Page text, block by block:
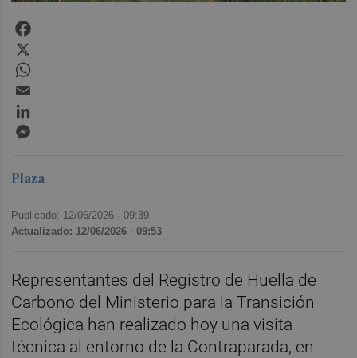
Plaza
Publicado: 12/06/2026 ·09:39
Actualizado: 12/06/2026 · 09:53
Representantes del Registro de Huella de
Carbono del Ministerio para la Transición
Ecológica han realizado hoy una visita
técnica al entorno de la Contraparada, en